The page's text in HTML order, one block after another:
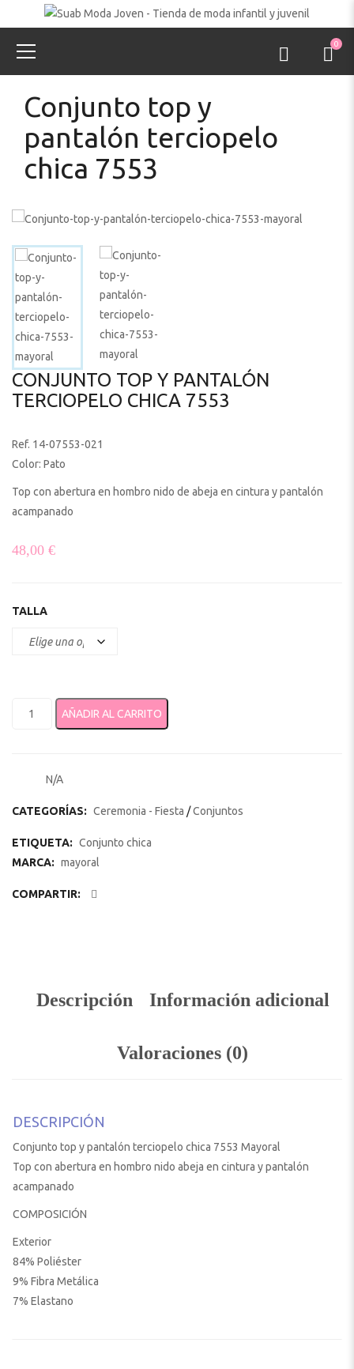
0
Conjunto top y
pantalón terciopelo
chica 7553
CONJUNTO TOP Y PANTALÓN
TERCIOPELO CHICA 7553
Ref. 14-07553-021
Color: Pato
Top con abertura en hombro nido de abeja en cintura y pantalón
acampanado
48,00 €
TALLA
Conjunto top y pantalón terciopelo chica 7553 cantidad
AÑADIR AL CARRITO
N/A
CATEGORÍAS: Ceremonia - Fiesta /Conjuntos
ETIQUETA: Conjunto chica
MARCA: mayoral
COMPARTIR:
Descripción Información adicional
Valoraciones (0)
DESCRIPCIÓN
Conjunto top y pantalón terciopelo chica 7553 Mayoral
Top con abertura en hombro nido abeja en cintura y pantalón
acampanado
COMPOSICIÓN
Exterior
84% Poliéster
9% Fibra Metálica
7% Elastano